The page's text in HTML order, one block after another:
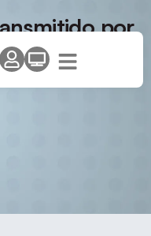
por